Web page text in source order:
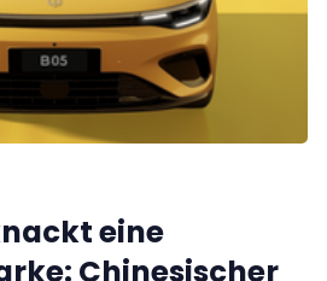
eine
Chinesischer